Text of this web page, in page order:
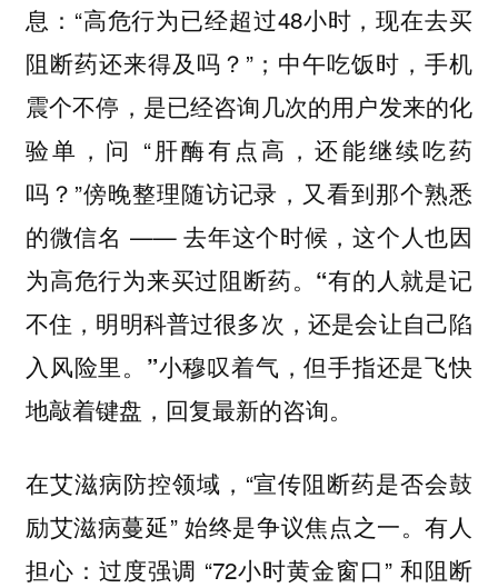
息：“高危行为已经超过48小时，现在去买
阻断药还来得及吗？”；中午吃饭时，手机
震个不停，是已经咨询几次的用户发来的化
验单，问 “肝酶有点高，还能继续吃药
吗？”傍晚整理随访记录，又看到那个熟悉
的微信名 —— 去年这个时候，这个人也因
为高危行为来买过阻断药。 “有的人就是记
不住，明明科普过很多次，还是会让自己陷
入风险里。”小穆叹着气，但手指还是飞快
地敲着键盘，回复最新的咨询。
在艾滋病防控领域，“宣传阻断药是否会鼓
励艾滋病蔓延” 始终是争议焦点之一。有人
担心：过度强调 “72小时黄金窗口” 和阻断